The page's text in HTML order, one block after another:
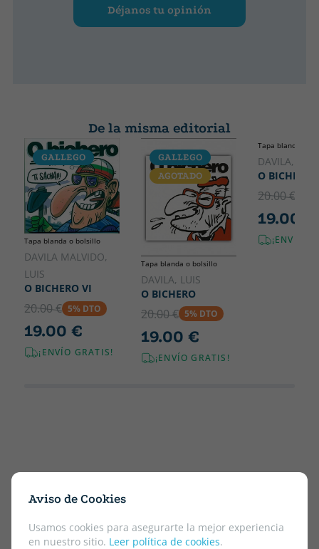
Aviso de Cookies
Usamos cookies para asegurarte la mejor experiencia
en nuestro sitio. Leer política de cookies.
Déjanos tu opinión
De la misma editorial
GALLEGO
Tapa blanda o bolsillo
DAVILA MALVIDO,
LUIS
O BICHERO VI
20.00 € 5% DTO
19.00 €
¡ENVÍO GRATIS!
GALLEGO
AGOTADO
Tapa blanda o bolsillo
DAVILA, LUIS
O BICHERO
20.00 € 5% DTO
19.00 €
¡ENVÍO GRATIS!
GALLEGO
Tapa blanda o
DAVILA, LUIS
O BICHERO
20.00 €
19.00 €
¡ENVÍO